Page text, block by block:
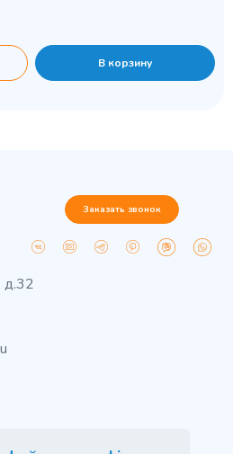
В корзину
д.32
Заказать звонок